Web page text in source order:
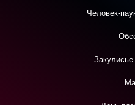
Человек-